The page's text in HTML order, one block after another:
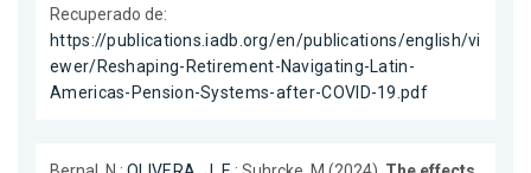
Recuperado de:
https://publications.iadb.org/en/publications/english/vi
ewer/Reshaping-Retirement-Navigating-Latin-
Americas-Pension-Systems-after-COVID-19.pdf